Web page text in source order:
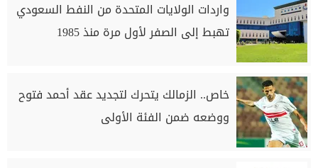
واردات الولايات المتحدة من النفط السعودي
تهبط إلى الصفر لأول مرة منذ 1985
خاص.. الزمالك يتحرك لتجديد عقد أحمد فتوح
ووضعه ضمن الفئة الأولى